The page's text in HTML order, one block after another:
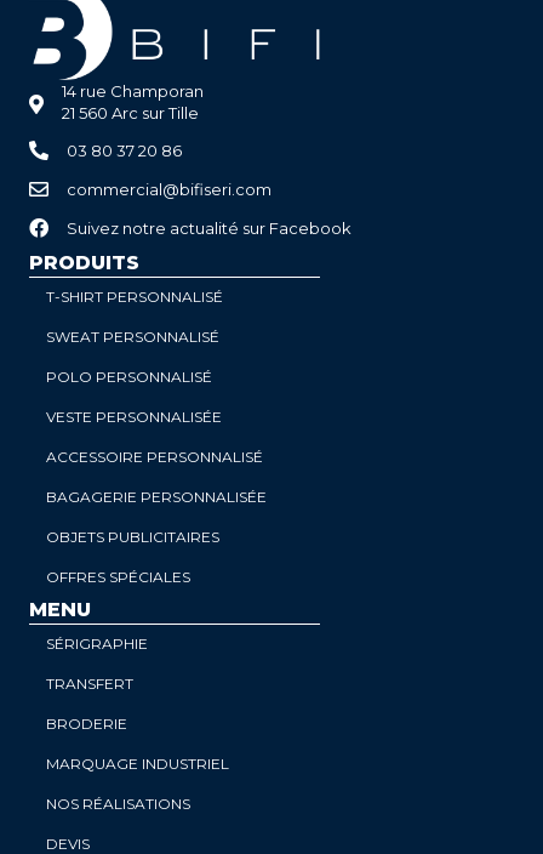
14 rue Champoran
21 560 Arc sur Tille
03 80 37 20 86
commercial@bifiseri.com
Suivez notre actualité sur Facebook
PRODUITS
T-SHIRT PERSONNALISÉ
SWEAT PERSONNALISÉ
POLO PERSONNALISÉ
VESTE PERSONNALISÉE
ACCESSOIRE PERSONNALISÉ
BAGAGERIE PERSONNALISÉE
OBJETS PUBLICITAIRES
OFFRES SPÉCIALES
MENU
SÉRIGRAPHIE
TRANSFERT
BRODERIE
MARQUAGE INDUSTRIEL
NOS RÉALISATIONS
DEVIS